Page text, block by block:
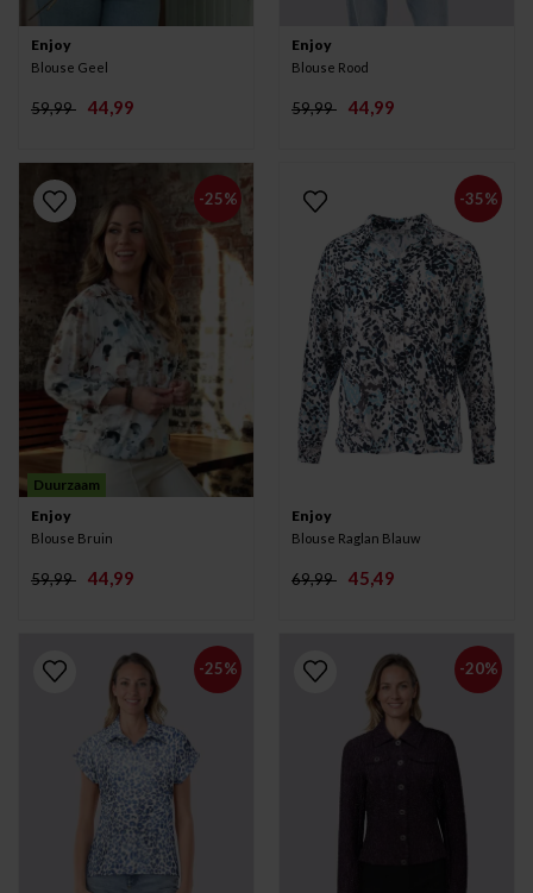
Enjoy
Blouse Geel
59,99 44,99
Enjoy
Blouse Rood
59,99 44,99
-25%
Duurzaam
Enjoy
Blouse Bruin
59,99 44,99
-35%
Enjoy
Blouse Raglan Blauw
69,99 45,49
-25% -20%